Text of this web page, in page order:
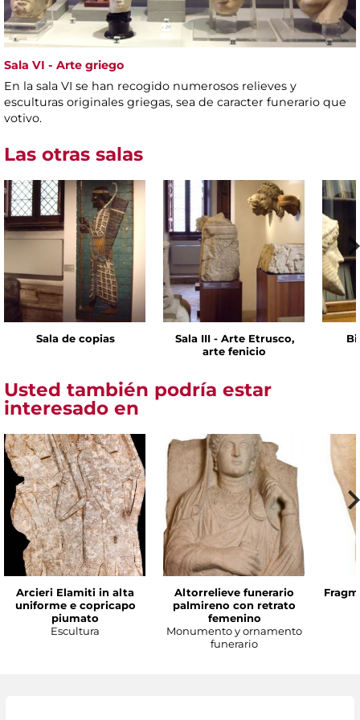
Sala VI - Arte griego
En la sala VI se han recogido numerosos relieves y
esculturas originales griegas, sea de caracter funerario que
votivo.
Las otras salas
Sala de copias
Sala III - Arte Etrusco,
arte fenicio
Usted también podría estar
interesado en
Arcieri Elamiti in alta
uniforme e copricapo
piumato
Escultura
Altorrelieve funerario
palmireno con retrato
femenino
Monumento y ornamento
funerario